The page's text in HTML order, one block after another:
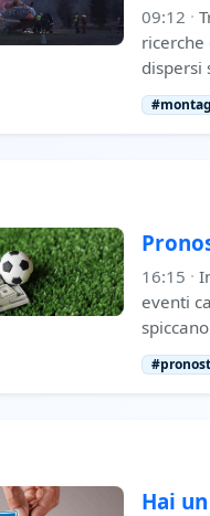
09:12 ·
dispersi
16:15 ·
eventi
Hai